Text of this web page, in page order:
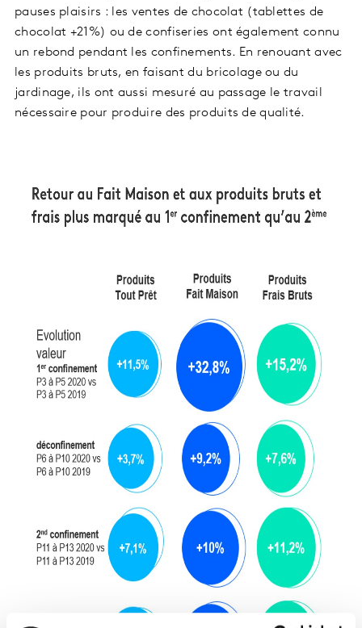
pauses plaisirs : les ventes de chocolat (tablettes de
chocolat +21%) ou de confiseries ont également connu
un rebond pendant les confinements. En renouant avec
les produits bruts, en faisant du bricolage ou du
jardinage, ils ont aussi mesuré au passage le travail
nécessaire pour produire des produits de qualité.